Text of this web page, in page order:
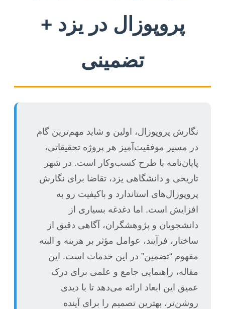
پروپوزال در یزد +
تضمینی
نگارش پروپوزال، اولین و شاید مهم‌ترین گام
در مسیر موفقیت‌آمیز هر پروژه تحقیقاتی،
پایان‌نامه یا طرح کسب‌وکار است. در شهر
تاریخی و دانشگاهی یزد، تقاضا برای نگارش
پروپوزال‌های استاندارد و باکیفیت رو به
افزایش است. اما دغدغه بسیاری از
دانشجویان و پژوهشگران، آگاهی دقیق از
ساختار، فرآیند، عوامل مؤثر بر هزینه و البته
مفهوم “تضمین” در این خدمات است. این
مقاله، راهنمایی جامع و علمی برای درک
عمیق این ابعاد ارائه می‌دهد تا با دیدی
روشن‌تر، بهترین تصمیم را برای آینده